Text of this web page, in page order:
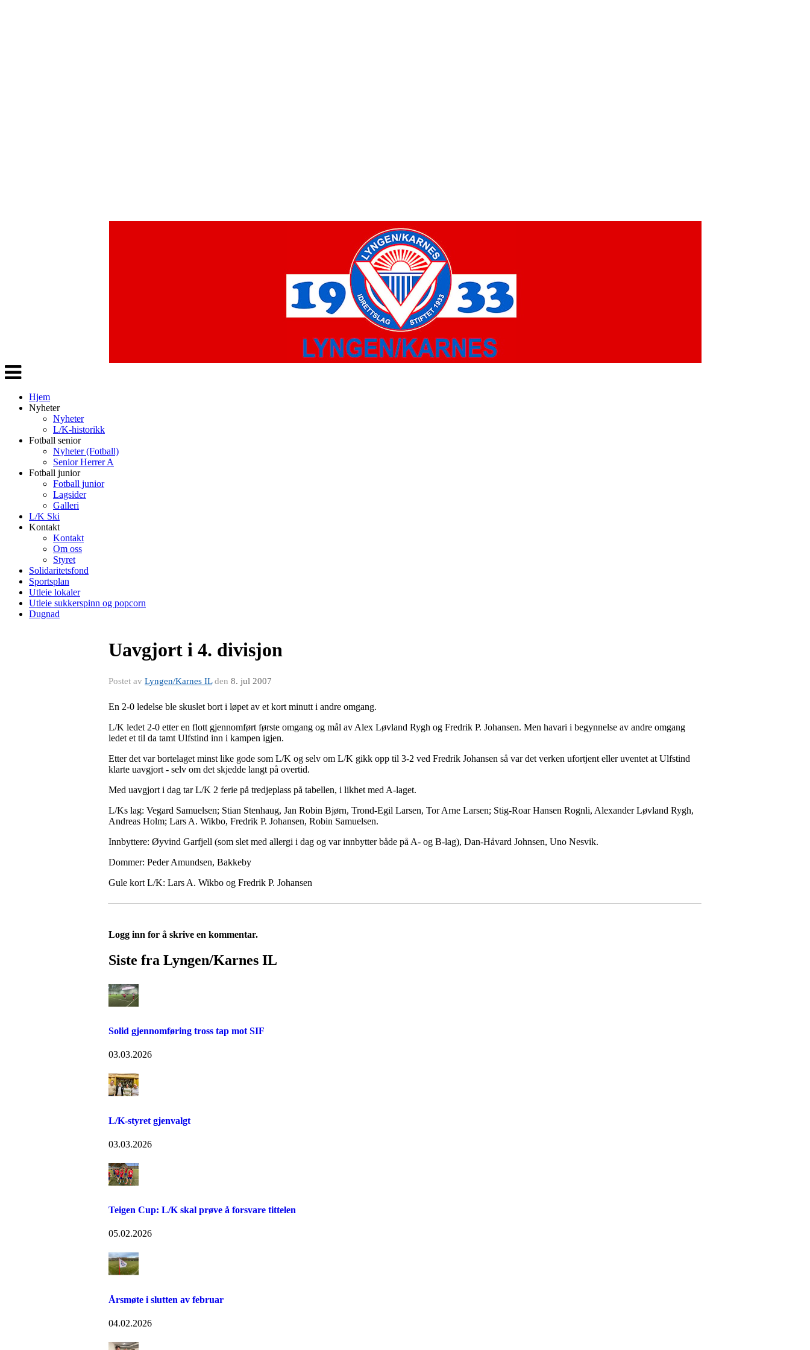
Veksle
navigasjon
Hjem
Nyheter
Nyheter
L/K-historikk
Fotball senior
Nyheter (Fotball)
Senior Herrer A
Fotball junior
Fotball junior
Lagsider
Galleri
L/K Ski
Kontakt
Kontakt
Om oss
Styret
Solidaritetsfond
Sportsplan
Utleie lokaler
Utleie sukkerspinn og popcorn
Dugnad
Uavgjort i 4. divisjon
Postet av Lyngen/Karnes ILden 8. jul 2007
En 2-0 ledelse ble skuslet bort i løpet av et kort minutt i andre omgang.
L/K ledet 2-0 etter en flott gjennomført første omgang og mål av Alex Løvland Rygh og Fredrik P. Johansen. Men havari i begynnelse av andre omgang
ledet et til da tamt Ulfstind inn i kampen igjen.
Etter det var bortelaget minst like gode som L/K og selv om L/K gikk opp til 3-2 ved Fredrik Johansen så var det verken ufortjent eller uventet at Ulfstind
klarte uavgjort - selv om det skjedde langt på overtid.
Med uavgjort i dag tar L/K 2 ferie på tredjeplass på tabellen, i likhet med A-laget.
L/Ks lag: Vegard Samuelsen; Stian Stenhaug, Jan Robin Bjørn, Trond-Egil Larsen, Tor Arne Larsen; Stig-Roar Hansen Rognli, Alexander Løvland Rygh,
Andreas Holm; Lars A. Wikbo, Fredrik P. Johansen, Robin Samuelsen.
Innbyttere: Øyvind Garfjell (som slet med allergi i dag og var innbytter både på A- og B-lag), Dan-Håvard Johnsen, Uno Nesvik.
Dommer: Peder Amundsen, Bakkeby
Gule kort L/K: Lars A. Wikbo og Fredrik P. Johansen
Logg inn for å skrive en kommentar.
Siste fra Lyngen/Karnes IL
Solid gjennomføring tross tap mot SIF
03.03.2026
L/K-styret gjenvalgt
03.03.2026
Teigen Cup: L/K skal prøve å forsvare tittelen
05.02.2026
Årsmøte i slutten av februar
04.02.2026